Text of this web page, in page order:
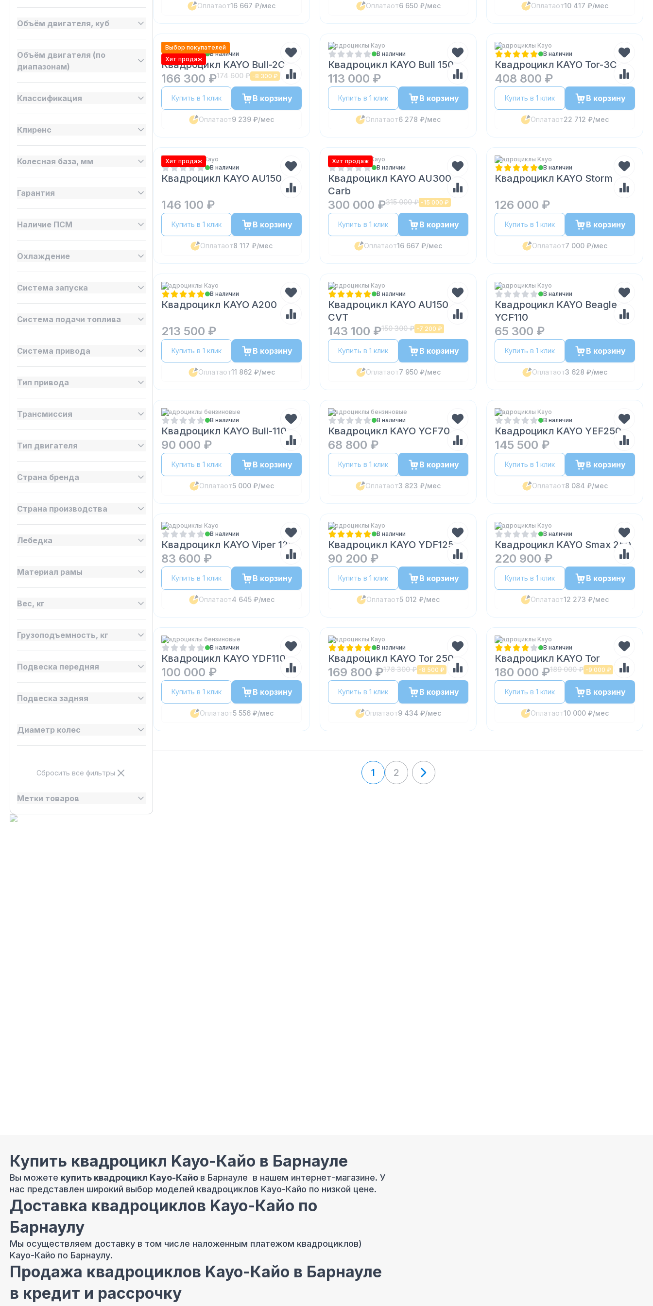
Объём двигателя, куб
Объём двигателя (по
диапазонам)
Классификация
Клиренс
Колесная база, мм
Гарантия
Наличие ПСМ
Охлаждение
Система запуска
Система подачи топлива
Система привода
Тип привода
Трансмиссия
Тип двигателя
Страна бренда
Страна производства
Лебедка
Материал рамы
Вес, кг
Грузоподъемность, кг
Подвеска передняя
Подвеска задняя
Диаметр колес
Сбросить все фильтры
Метки товаров
Оплатаот16 667 ₽/мес Оплатаот6 650 ₽/мес Оплатаот10 417 ₽/мес
Выбор покупателей
Хит продаж
Квадроциклы Kayo
В наличии
Квадроцикл KAYO Bull-2C
166 300 ₽174 600 ₽ -8 300 ₽
Купить в 1 клик В корзину
Оплатаот9 239 ₽/мес
Квадроциклы Kayo
В наличии
Квадроцикл KAYO Bull 150
113 000 ₽
Купить в 1 клик В корзину
Оплатаот6 278 ₽/мес
Квадроциклы Kayo
В наличии
Квадроцикл KAYO Tor-3C
408 800 ₽
Купить в 1 клик В корзину
Оплатаот22 712 ₽/мес
Хит продаж
Квадроциклы Kayo
В наличии
Квадроцикл KAYO AU150
146 100 ₽
Купить в 1 клик В корзину
Оплатаот8 117 ₽/мес
Хит продаж
Квадроциклы Kayo
В наличии
Квадроцикл KAYO AU300
Carb
300 000 ₽315 000 ₽ -15 000 ₽
Купить в 1 клик В корзину
Оплатаот16 667 ₽/мес
Квадроциклы Kayo
В наличии
Квадроцикл KAYO Storm
126 000 ₽
Купить в 1 клик В корзину
Оплатаот7 000 ₽/мес
Квадроциклы Kayo
В наличии
Квадроцикл KAYO A200
213 500 ₽
Купить в 1 клик В корзину
Оплатаот11 862 ₽/мес
Квадроциклы Kayo
В наличии
Квадроцикл KAYO AU150
CVT
143 100 ₽150 300 ₽ -7 200 ₽
Купить в 1 клик В корзину
Оплатаот7 950 ₽/мес
Квадроциклы Kayo
В наличии
Квадроцикл KAYO Beagle
YCF110
65 300 ₽
Купить в 1 клик В корзину
Оплатаот3 628 ₽/мес
Квадроциклы бензиновые
В наличии
Квадроцикл KAYO Bull-110
90 000 ₽
Купить в 1 клик В корзину
Оплатаот5 000 ₽/мес
Квадроциклы бензиновые
В наличии
Квадроцикл KAYO YCF70
68 800 ₽
Купить в 1 клик В корзину
Оплатаот3 823 ₽/мес
Квадроциклы Kayo
В наличии
Квадроцикл KAYO YEF250
145 500 ₽
Купить в 1 клик В корзину
Оплатаот8 084 ₽/мес
Квадроциклы Kayo
В наличии
Квадроцикл KAYO Viper 125
83 600 ₽
Купить в 1 клик В корзину
Оплатаот4 645 ₽/мес
Квадроциклы Kayo
В наличии
Квадроцикл KAYO YDF125
90 200 ₽
Купить в 1 клик В корзину
Оплатаот5 012 ₽/мес
Квадроциклы Kayo
В наличии
Квадроцикл KAYO Smax 250
220 900 ₽
Купить в 1 клик В корзину
Оплатаот12 273 ₽/мес
Квадроциклы бензиновые
В наличии
Квадроцикл KAYO YDF110
100 000 ₽
Купить в 1 клик В корзину
Оплатаот5 556 ₽/мес
Квадроциклы Kayo
В наличии
Квадроцикл KAYO Tor 250
169 800 ₽178 300 ₽ -8 500 ₽
Купить в 1 клик В корзину
Оплатаот9 434 ₽/мес
Квадроциклы Kayo
В наличии
Квадроцикл KAYO Tor
180 000 ₽189 000 ₽ -9 000 ₽
Купить в 1 клик В корзину
Оплатаот10 000 ₽/мес
1 2
Купить квадроцикл Kayo-Кайо в Барнауле
Вы можете купить квадроцикл Kayo-Кайо в Барнауле в нашем интернет-магазине. У
нас представлен широкий выбор моделей квадроциклов Kayo-Кайо по низкой цене.
Доставка квадроциклов Kayo-Кайо по
Барнаулу
Мы осуществляем доставку в том числе наложенным платежом квадроциклов)
Kayo-Кайо по Барнаулу.
Продажа квадроциклов Kayo-Кайо в Барнауле
в кредит и рассрочку